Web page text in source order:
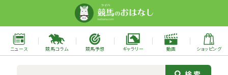
ニュース 競馬コラム 競馬予想 ギャラリー 動画 ショッピング